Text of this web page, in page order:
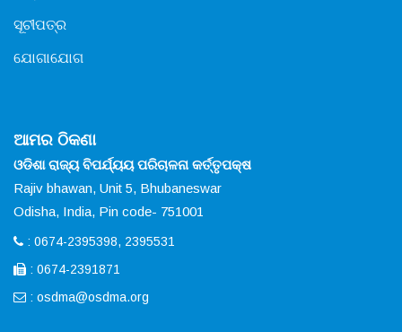
ସୂଚୀପତ୍ର
ଯୋଗାଯୋଗ
ଆମର ଠିକଣା
ଓଡିଶା ରାଜ୍ୟ ବିପର୍ଯ୍ୟୟ ପରିଚାଳନା କର୍ତ୍ତୃପକ୍ଷ
Rajiv bhawan, Unit 5, Bhubaneswar
Odisha, India, Pin code- 751001
: 0674-2395398, 2395531
: 0674-2391871
: osdma@osdma.org